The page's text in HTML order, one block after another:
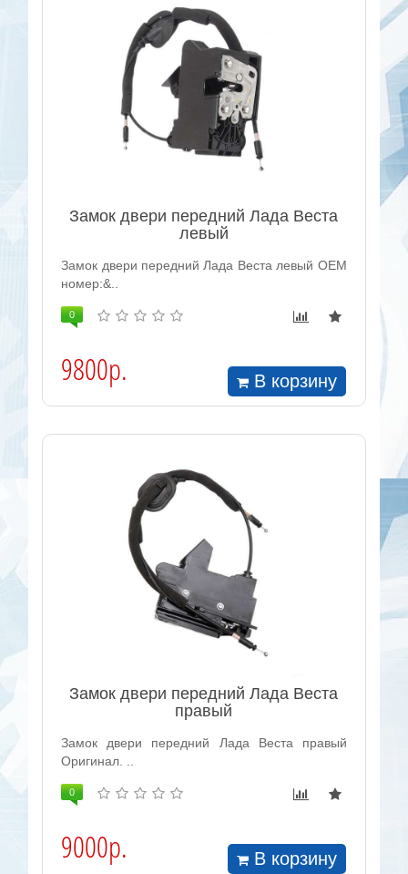
Замок двери передний Лада Веста
левый
Замок двери передний Лада Веста левый OEM
номер:&..
0
9800р. В корзину
Замок двери передний Лада Веста
правый
Замок двери передний Лада Веста правый
Оригинал. ..
0
9000р. В корзину